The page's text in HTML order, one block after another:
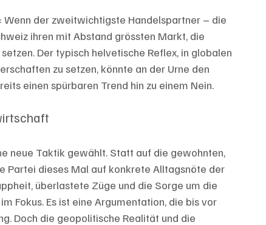
der zweitwichtigste Handelspartner – die
ihren mit Abstand grössten Markt, die
Der typisch helvetische Reflex, in globalen
zu setzen, könnte an der Urne den
einen spürbaren Trend hin zu einem Nein.
neue Taktik gewählt. Statt auf die gewohnten,
Partei dieses Mal auf konkrete Alltagsnöte der
überlastete Züge und die Sorge um die
Fokus. Es ist eine Argumentation, die bis vor
Doch die geopolitische Realität und die